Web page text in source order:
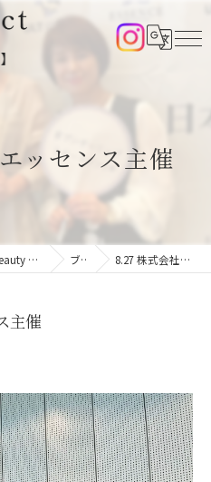
ッセンス主催
神奈川県横須賀のエステならBeauty addict【ビューティーアディクト】 ブログ 8.27 株式会社エッセンス主催
主催